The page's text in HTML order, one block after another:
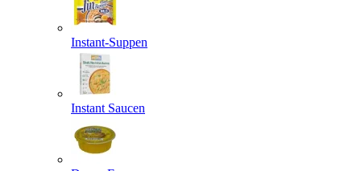
Instant-Suppen
Instant Saucen